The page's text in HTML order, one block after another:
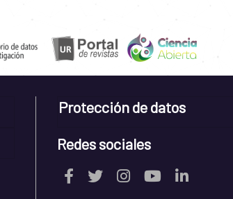
Protección de datos
Redes sociales